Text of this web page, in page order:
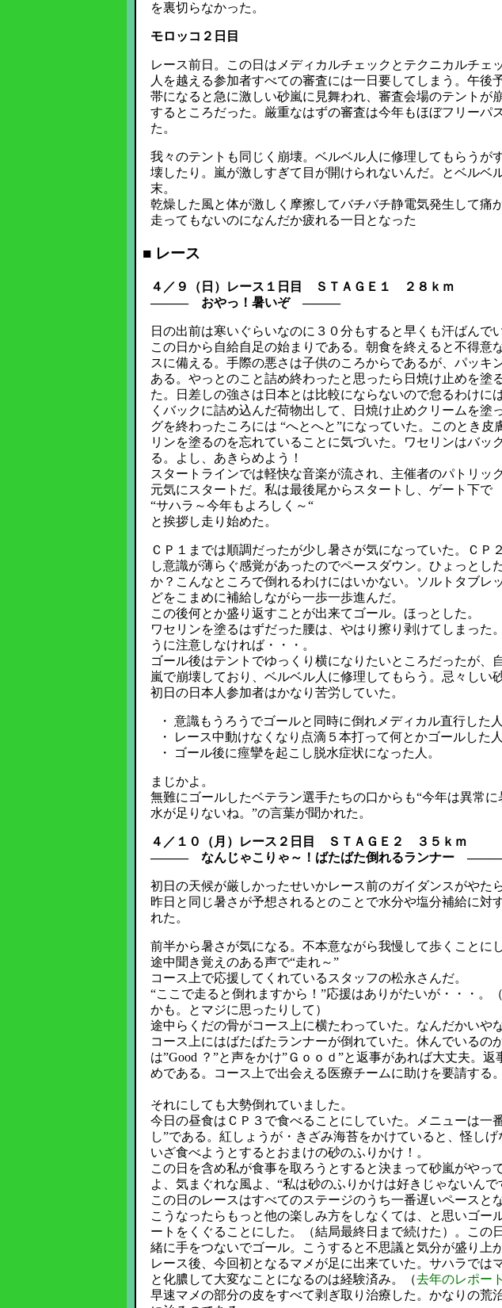
を裏切らなかった。
モロッコ２日目
レース前日。この日はメディカルチェックとテクニカルチェ
人を越える参加者すべての審査には一日要してしまう。午後
帯になると急に激しい砂嵐に見舞われ、審査会場のテントが
するところだった。厳重なはずの審査は今年もほぼフリーパ
た。
我々のテントも同じく崩壊。ベルベル人に修理してもらうが
壊したり。嵐が激しすぎて目が開けられないんだ。とベルベ
末。
乾燥した風と体が激しく摩擦してバチバチ静電気発生して痛か
走ってもないのになんだか疲れる一日となった
■ レース
４／９（日）レース１日目 ＳＴＡＧＥ１ ２８ｋｍ
――― おやっ！暑いぞ ―――
日の出前は寒いぐらいなのに３０分もすると早くも汗ばんでい
この日から自給自足の始まりである。朝食を終えると不得意
スに備える。手際の悪さは子供のころからであるが、パッキ
ある。やっとのこと詰め終わったと思ったら日焼け止めを塗
た。日差しの強さは日本とは比較にならないので怠るわけに
くバックに詰め込んだ荷物出して、日焼け止めクリームを塗
グを終わったころには “へとへと”になっていた。このとき皮
リンを塗るのを忘れていることに気づいた。ワセリンはバッ
る。よし、あきらめよう！
スタートラインでは軽快な音楽が流され、主催者のパトリッ
元気にスタートだ。私は最後尾からスタートし、ゲート下で
“サハラ～今年もよろしく～“
と挨拶し走り始めた。
ＣＰ１までは順調だったが少し暑さが気になっていた。ＣＰ
し意識が薄らぐ感覚があったのでペースダウン。ひょっとし
か？こんなところで倒れるわけにはいかない。ソルトタブレ
どをこまめに補給しながら一歩一歩進んだ。
この後何とか盛り返すことが出来てゴール。ほっとした。
ワセリンを塗るはずだった腰は、やはり擦り剥けてしまった
うに注意しなければ・・・。
ゴール後はテントでゆっくり横になりたいところだったが、
嵐で崩壊しており、ベルベル人に修理してもらう。忌々しい
初日の日本人参加者はかなり苦労していた。
・ 意識もうろうでゴールと同時に倒れメディカル直行した人
・ レース中動けなくなり点滴５本打って何とかゴールした人
・ ゴール後に痙攣を起こし脱水症状になった人。
まじかよ。
無難にゴールしたベテラン選手たちの口からも“今年は異常に
水が足りないね。”の言葉が聞かれた。
４／１０（月）レース２日目 ＳＴＡＧＥ２ ３５ｋｍ
――― なんじゃこりゃ～！ばたばた倒れるランナー
初日の天候が厳しかったせいかレース前のガイダンスがやた
昨日と同じ暑さが予想されるとのことで水分や塩分補給に対
れた。
前半から暑さが気になる。不本意ながら我慢して歩くことにし
途中聞き覚えのある声で“走れ～”
コース上で応援してくれているスタッフの松永さんだ。
“ここで走ると倒れますから！”応援はありがたいが・・・。
かも。とマジに思ったりして）
途中らくだの骨がコース上に横たわっていた。なんだかいや
コース上にはばたばたランナーが倒れていた。休んでいるの
は”Good ？”と声をかけ”Ｇｏｏｄ”と返事があれば大丈夫。
めである。コース上で出会える医療チームに助けを要請する。
それにしても大勢倒れていました。
今日の昼食はＣＰ３で食べることにしていた。メニューは一
し”である。紅しょうが・きざみ海苔をかけていると、怪しげ
いざ食べようとするとおまけの砂のふりかけ！。
この日を含め私が食事を取ろうとすると決まって砂嵐がやっ
よ、気まぐれな風よ、“私は砂のふりかけは好きじゃないんで
この日のレースはすべてのステージのうち一番遅いペースと
こうなったらもっと他の楽しみ方をしなくては、と思いゴー
ートをくぐることにした。（結局最終日まで続けた）。この
緒に手をつないでゴール。こうすると不思議と気分が盛り上が
レース後、今回初となるマメが足に出来ていた。サハラでは
と化膿して大変なことになるのは経験済み。（去年のレポート
早速マメの部分の皮をすべて剥ぎ取り治療した。かなりの荒